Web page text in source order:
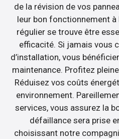
de la révision de vos
leur bon fonctionnement à
régulier se trouve être
efficacité. Si jamais vous
d’installation, vous
maintenance. Profitez
Réduisez vos coûts
environnement.
services, vous assurez la
défaillance sera prise
choisissant notre